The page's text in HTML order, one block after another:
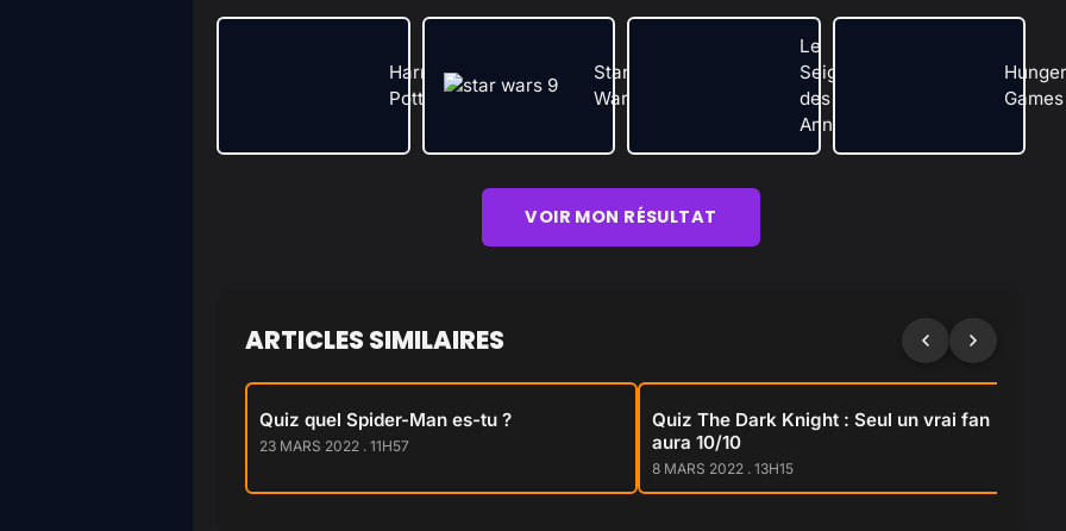
Harry
Potter
Star
Wars
Le
Seigneur
des
Anneaux
Hunger
Games
VOIR MON RÉSULTAT
ARTICLES SIMILAIRES
Quiz quel Spider-Man es-tu ?
23 MARS 2022 . 11H57
Quiz The Dark Knight : Seul un vrai fan
aura 10/10
8 MARS 2022 . 13H15